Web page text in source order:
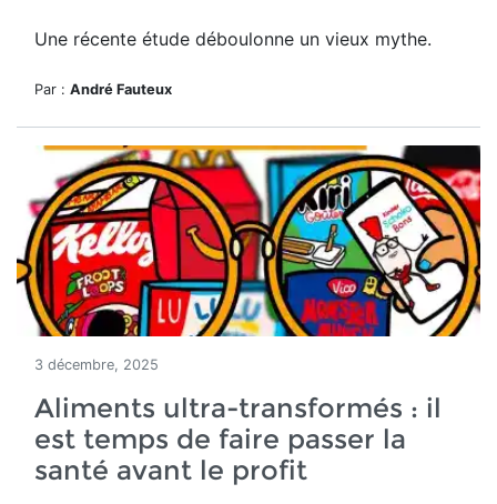
Une récente étude déboulonne un vieux mythe.
Par : André Fauteux
3 décembre, 2025
Aliments ultra-transformés : il
est temps de faire passer la
santé avant le profit